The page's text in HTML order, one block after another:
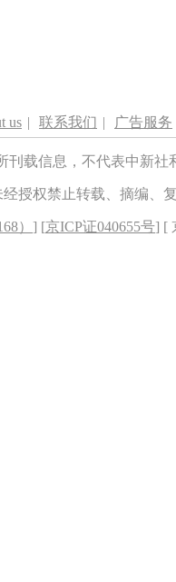
us | 联系我们 | 广告服务
刊载信息，不代表中新
经授权禁止转载、摘编、
） ] [京ICP证040655号] [